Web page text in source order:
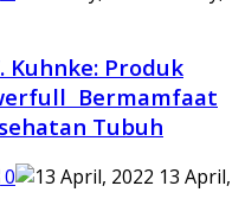
Kuhnke: Produk
Bermamfaat
Tubuh
0
13 April,